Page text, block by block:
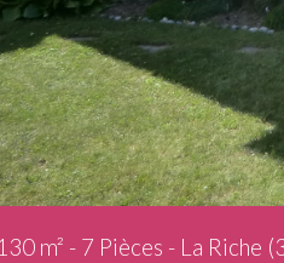
m² - 7 Pièces - La Riche